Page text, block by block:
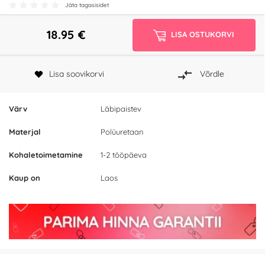
Jäta tagasisidet
Värv Läbipaistev
Materjal Polüuretaan
Kohaletoimetamine 1-2 tööpäeva
Kaup on Laos
18.95 € LISA OSTUKORVI
Lisa soovikorvi Võrdle